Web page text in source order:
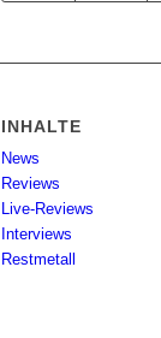
INHALTE
News
Reviews
Live-Reviews
Interviews
Restmetall